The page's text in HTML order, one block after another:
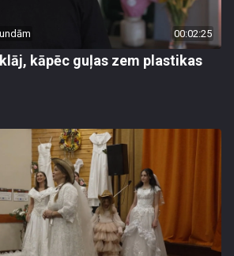
00:02:25
kāpēc guļas zem plastikas